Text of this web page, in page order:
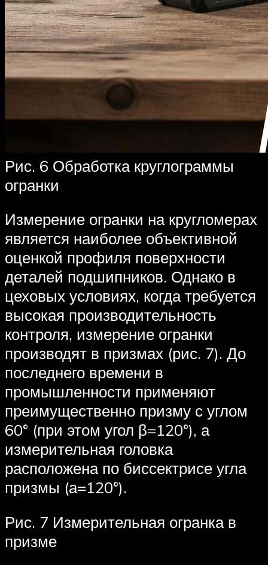
Рис. 6 Обработка круглограммы
огранки
Измерение огранки на кругломерах
является наиболее объективной
оценкой профиля поверхности
деталей подшипников. Однако в
цеховых условиях, когда требуется
высокая производительность
контроля, измерение огранки
производят в призмах (рис. 7). До
последнего времени в
промышленности применяют
преимущественно призму с углом
60° (при этом угол β=120°), а
измерительная головка
расположена по биссектрисе угла
призмы (а=120°).
Рис. 7 Измерительная огранка в
призме